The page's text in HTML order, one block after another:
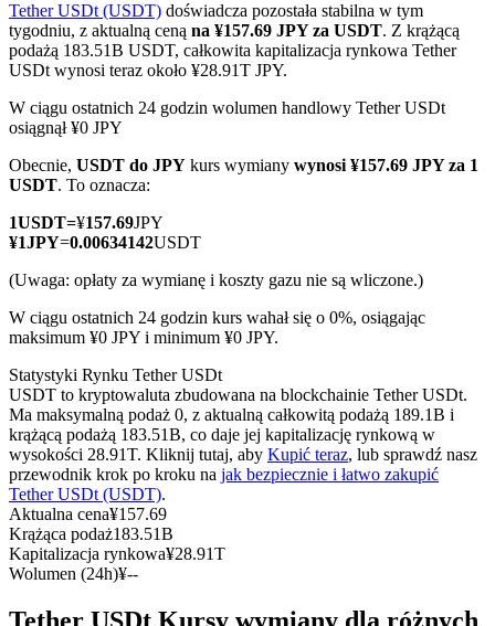
Kontrakty terminowe COIN-M
Kontrakty terminowe na kryptowaluty
TradFi
Instrumenty pochodne na akcje, forex, metale szlachetne i
towary
Kontrakty terminowe na USDC
Kontrakty futures wykorzystujące USDC jako zabezpieczenie
Tether USDt (USDT) doświadcza pozostała stabilna w tym
tygodniu, z aktualną ceną na ¥157.69 JPY za USDT. Z krążącą
podażą 183.51B USDT, całkowita kapitalizacja rynkowa Tether
USDt wynosi teraz około ¥28.91T JPY.
W ciągu ostatnich 24 godzin wolumen handlowy Tether USDt
osiągnął ¥0 JPY
Obecnie, USDT do JPY kurs wymiany wynosi ¥157.69 JPY za 1
USDT. To oznacza:
1USDT=¥157.69JPY
¥1JPY=0.00634142USDT
(Uwaga: opłaty za wymianę i koszty gazu nie są wliczone.)
W ciągu ostatnich 24 godzin kurs wahał się o 0%, osiągając
maksimum ¥0 JPY i minimum ¥0 JPY.
Statystyki Rynku Tether USDt
USDT to kryptowaluta zbudowana na blockchainie Tether USDt.
Ma maksymalną podaż 0, z aktualną całkowitą podażą 189.1B i
krążącą podażą 183.51B, co daje jej kapitalizację rynkową w
wysokości 28.91T. Kliknij tutaj, aby Kupić teraz, lub sprawdź nasz
przewodnik krok po kroku na jak bezpiecznie i łatwo zakupić
Tether USDt (USDT).
Aktualna cena¥157.69
Krążąca podaż183.51B
Kapitalizacja rynkowa¥28.91T
Wolumen (24h)¥--